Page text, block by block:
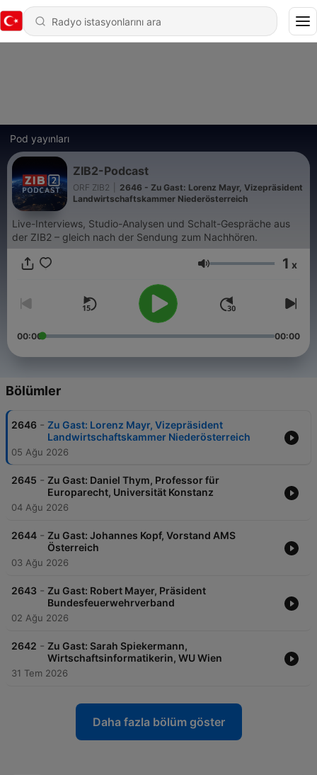
Pod yayınları
ZIB2-Podcast
ORF ZIB2
2646 - Zu Gast: Lorenz Mayr, Vizepräsident
Landwirtschaftskammer Niederösterreich
Live-Interviews, Studio-Analysen und Schalt-Gespräche aus
der ZIB2 – gleich nach der Sendung zum Nachhören.
Ses 1 x
00:00 00:00
Bölümler
2646 - Zu Gast: Lorenz Mayr, Vizepräsident
Landwirtschaftskammer Niederösterreich
05 Ağu 2026
2645 - Zu Gast: Daniel Thym, Professor für
Europarecht, Universität Konstanz
04 Ağu 2026
2644 - Zu Gast: Johannes Kopf, Vorstand AMS
Österreich
03 Ağu 2026
2643 - Zu Gast: Robert Mayer, Präsident
Bundesfeuerwehrverband
02 Ağu 2026
2642 - Zu Gast: Sarah Spiekermann,
Wirtschaftsinformatikerin, WU Wien
31 Tem 2026
Daha fazla bölüm göster